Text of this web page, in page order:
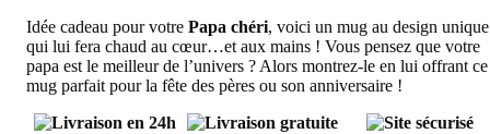
Idée cadeau pour votre Papa chéri, voici un mug au design unique
qui lui fera chaud au cœur…et aux mains ! Vous pensez que votre
papa est le meilleur de l’univers ? Alors montrez-le en lui offrant ce
mug parfait pour la fête des pères ou son anniversaire !